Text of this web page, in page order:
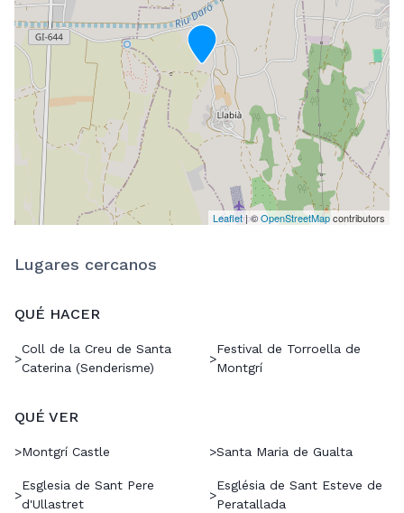
Leaflet| ©OpenStreetMapcontributors
Lugares cercanos
QUÉ HACER
>
Coll de la Creu de Santa
Caterina (Senderisme)
>
Festival de Torroella de
Montgrí
QUÉ VER
>Montgrí Castle >Santa Maria de Gualta
>
Esglesia de Sant Pere
d'Ullastret
>
Església de Sant Esteve de
Peratallada